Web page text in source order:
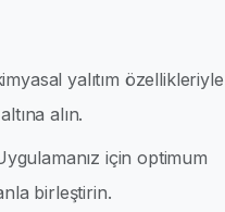
yalıtım özellikleriyle
alın.
için optimum
birleştirin.